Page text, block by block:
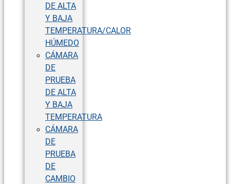
DE ALTA
Y BAJA
TEMPERATURA/CALOR
HÚMEDO
CÁMARA
DE
PRUEBA
DE ALTA
Y BAJA
TEMPERATURA
CÁMARA
DE
PRUEBA
DE
CAMBIO